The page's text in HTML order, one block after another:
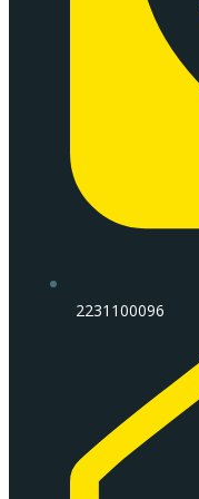
2231100096